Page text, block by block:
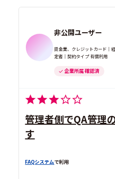
非公開ユーザー
貸金業、クレジットカード｜
定者｜契約タイプ 有償利用
企業所属 確認済
管理者側でQA管理
す
FAQシステムで利用